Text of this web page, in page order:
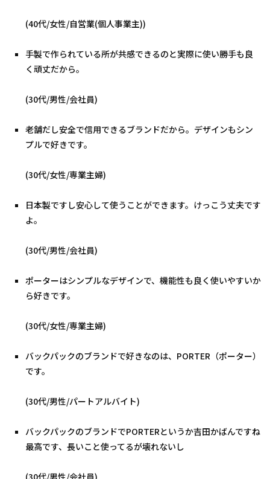
(40代/女性/自営業(個人事業主))
手製で作られている所が共感できるのと実際に使い勝手も良
く頑丈だから。
(30代/男性/会社員)
老舗だし安全で信用できるブランドだから。デザインもシン
プルで好きです。
(30代/女性/専業主婦)
日本製ですし安心して使うことができます。けっこう丈夫です
よ。
(30代/男性/会社員)
ポーターはシンプルなデザインで、機能性も良く使いやすいか
ら好きです。
(30代/女性/専業主婦)
バックパックのブランドで好きなのは、PORTER（ポーター）
です。
(30代/男性/パートアルバイト)
バックパックのブランドでPORTERというか吉田かばんですね
最高です、長いこと使ってるが壊れないし
(30代/男性/会社員)